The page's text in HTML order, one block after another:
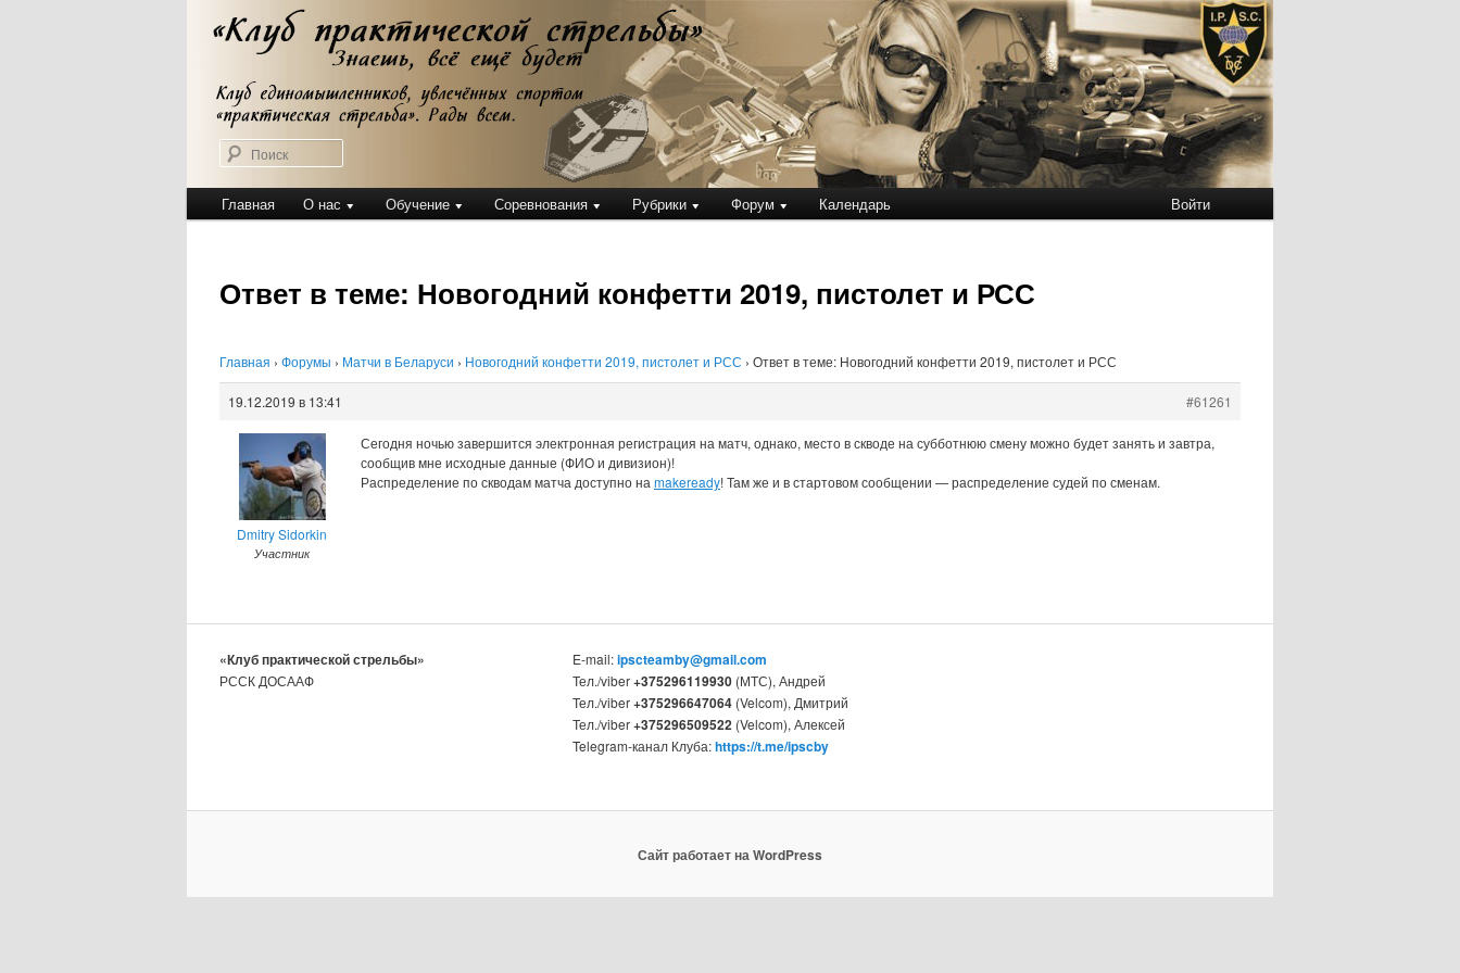
Клуб практической стрельбы
Клуб практической стрельбы
Главное
меню
Главная О нас Обучение Соревнования Рубрики Форум Календарь Войти
Ответ в теме: Новогодний конфетти 2019, пистолет и РСС
Главная › Форумы › Матчи в Беларуси › Новогодний конфетти 2019, пистолет и РСС › Ответ в теме: Новогодний конфетти 2019, пистолет и РСС
19.12.2019 в 13:41 #61261
Dmitry Sidorkin
Участник
Сегодня ночью завершится электронная регистрация на матч, однако, место в скводе на субботнюю смену можно будет занять и завтра,
сообщив мне исходные данные (ФИО и дивизион)!
Распределение по скводам матча доступно на makeready! Там же и в стартовом сообщении — распределение судей по сменам.
«Клуб практической стрельбы»
РССК ДОСААФ
E-mail:ipscteamby@gmail.com
Тел./viber+375296119930(МТС), Андрей
Тел./viber+375296647064(Velcom), Дмитрий
Тел./viber+375296509522 (Velcom), Алексей
Telegram-канал Клуба:https://t.me/ipscby
Сайт работает на WordPress